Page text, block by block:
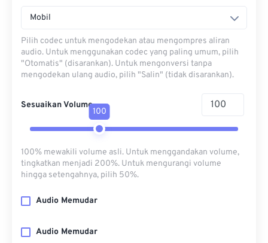
Mobil
Pilih codec untuk mengodekan atau mengompres aliran
audio. Untuk menggunakan codec yang paling umum, pilih
"Otomatis" (disarankan). Untuk mengonversi tanpa
mengodekan ulang audio, pilih "Salin" (tidak disarankan).
Sesuaikan Volume
100
100% mewakili volume asli. Untuk menggandakan volume,
tingkatkan menjadi 200%. Untuk mengurangi volume
hingga setengahnya, pilih 50%.
Audio Memudar
Audio Memudar